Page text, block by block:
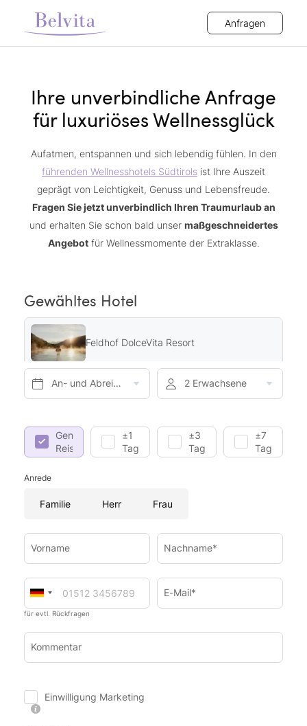
Anfragen
Ihre unverbindliche Anfrage
für luxuriöses Wellnessglück
Aufatmen, entspannen und sich lebendig fühlen. In den
führenden Wellnesshotels Südtirols ist Ihre Auszeit
geprägt von Leichtigkeit, Genuss und Lebensfreude.
Fragen Sie jetzt unverbindlich Ihren Traumurlaub an
und erhalten Sie schon bald unser maßgeschneidertes
Angebotfür Wellnessmomente der Extraklasse.
An- und Abreise* 2 Erwachsene
Genaue
Reisedaten
±1
Tag
±3
Tage
±7
Tage
Anrede
Familie Herr Frau
Vorname Nachname*
für evtl. Rückfragen
E-Mail*
Kommentar
Einwilligung Marketing
Gewähltes Hotel
Feldhof DolceVita Resort